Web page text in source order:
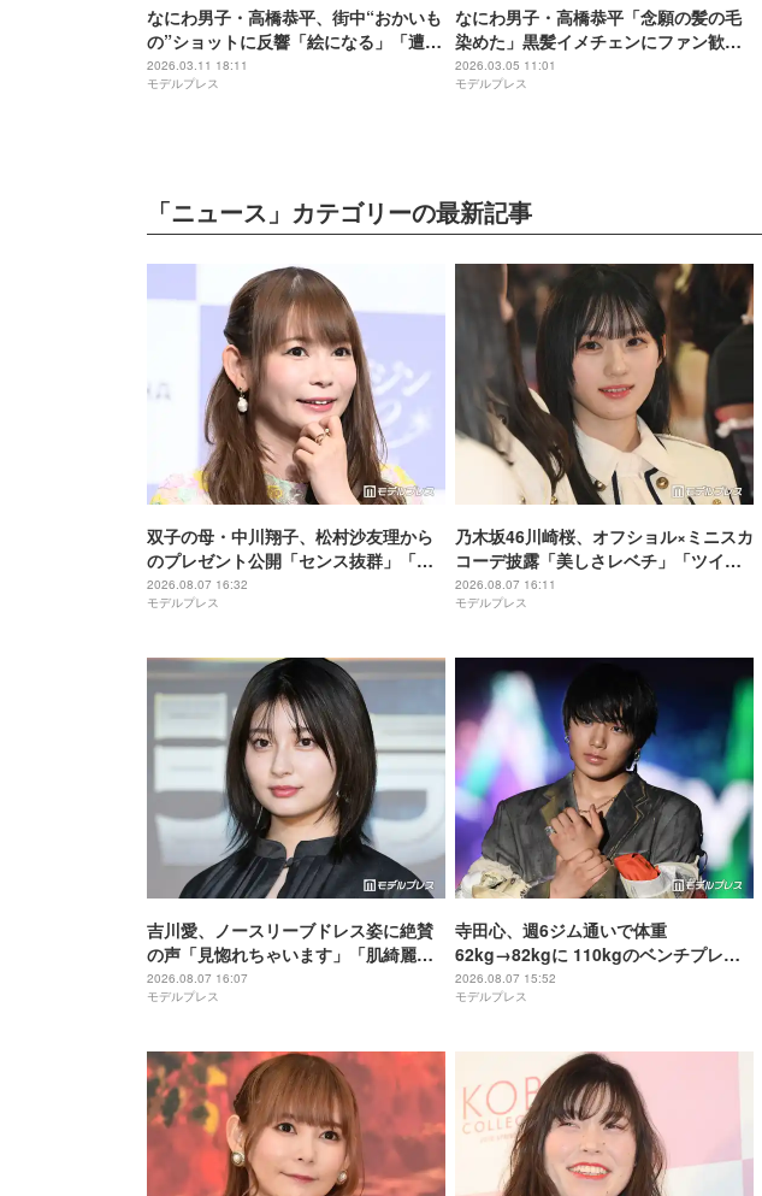
なにわ男子・高橋恭平、街中“おかいも
の”ショットに反響「絵になる」「遭遇
したい」FANTASTICS中島颯太も反応
2026.03.11 18:11
モデルプレス
なにわ男子・高橋恭平「念願の髪の毛
染めた」黒髪イメチェンにファン歓喜
美容室で遭遇したBE:FIRSTメンバーと
は「大人っぽさ増した」「美容師デビ
2026.03.05 11:01
モデルプレス
「ニュース」カテゴリーの最新記事
双子の母・中川翔子、松村沙友理から
のプレゼント公開「センス抜群」「も
らったら嬉しい」と反響
2026.08.07 16:32
モデルプレス
乃木坂46川崎桜、オフショル×ミニスカ
コーデ披露「美しさレベチ」「ツイン
テール最高」の声
2026.08.07 16:11
モデルプレス
吉川愛、ノースリーブドレス姿に絶賛
の声「見惚れちゃいます」「肌綺麗す
ぎる」
2026.08.07 16:07
モデルプレス
寺田心、週6ジム通いで体重
62kg→82kgに 110kgのベンチプレス
持ち上げる姿披露「胸板の厚みすご
い」「かっこいい」と反響
2026.08.07 15:52
モデルプレス